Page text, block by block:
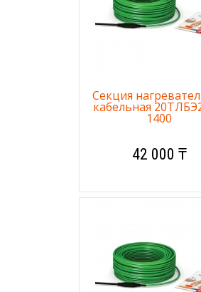
Секция
кабельная
1400
42 000 ₸